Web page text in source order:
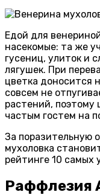
Едой для
насекомые: та же
гусениц, улиток и
лягушек. При
цветка доносится
совсем не
растений, поэтому
частым гостем на
За поразительную
мухоловка
рейтинге 10 самых
Раффлезия